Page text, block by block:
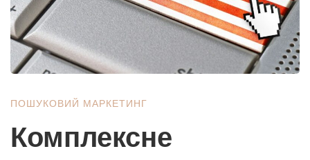
бізнесу
США:
ПОШУКОВИЙ МАРКЕТИНГ
Комплексне